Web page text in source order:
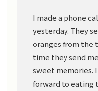
I made a phone
yesterday. They
oranges from the
time they send
sweet memories.
forward to eating